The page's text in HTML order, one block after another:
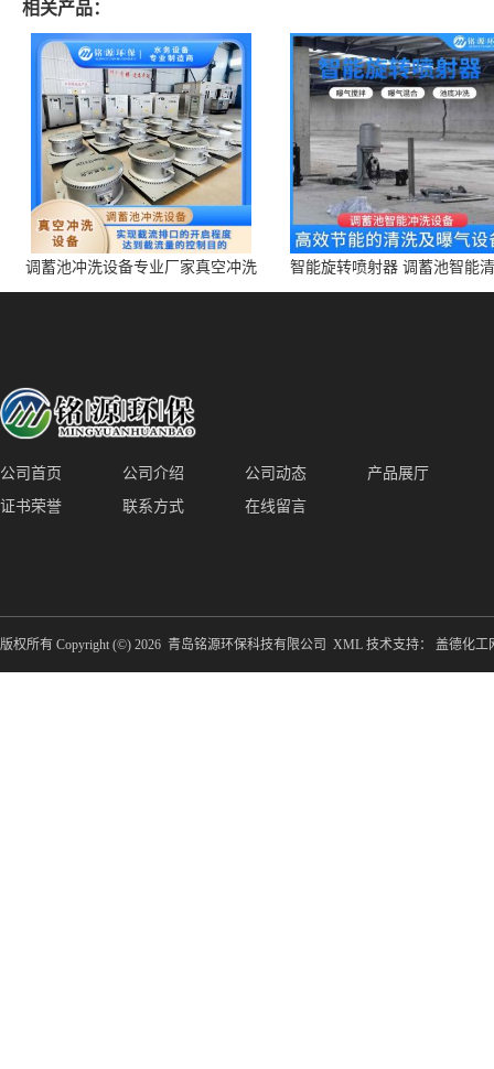
相关产品：
调蓄池冲洗设备专业厂家真空冲洗
装置厂家青岛铭源环保减少堵塞设
智能旋转喷射器 调蓄池智能
点对点面对面旋转清洗
公司首页 公司介绍 公司动态
产品展厅
证书荣誉
联系方式 在线留言
版权所有 Copyright (©) 2026 青岛铭源环保科技有限公司 XML 技术支持： 盖德化工